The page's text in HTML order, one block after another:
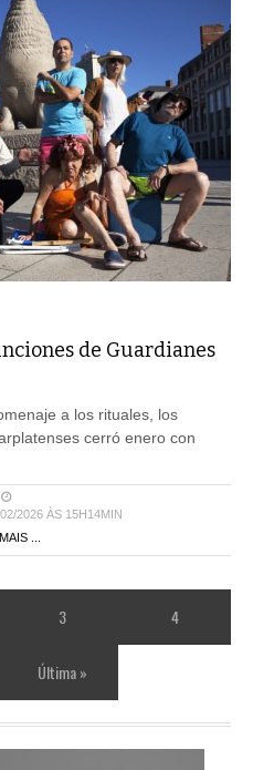
de Guardianes
a los rituales, los
cerró enero con
2026 ÀS 15H14MIN
...
3 4
Última »